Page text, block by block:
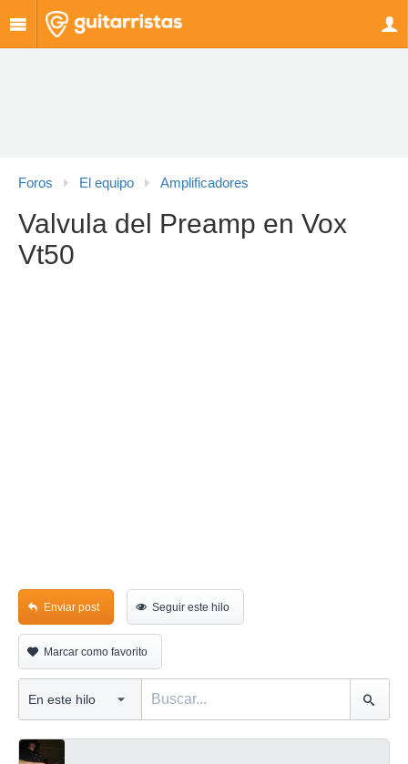
Foros El equipo Amplificadores
Valvula del Preamp en Vox
Vt50
Enviar post Seguir este hilo
Marcar como favorito